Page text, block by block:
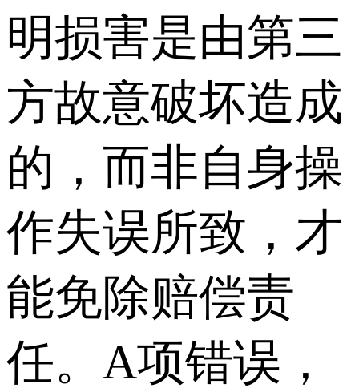
明损害是由第三
方故意破坏造成
的，而非自身操
作失误所致，才
能免除赔偿责
任。A项错误，